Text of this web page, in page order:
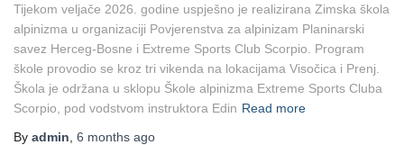
Tijekom veljače 2026. godine uspješno je realizirana Zimska škola
alpinizma u organizaciji Povjerenstva za alpinizam Planinarski
savez Herceg-Bosne i Extreme Sports Club Scorpio. Program
škole provodio se kroz tri vikenda na lokacijama Visočica i Prenj.
Škola je održana u sklopu Škole alpinizma Extreme Sports Cluba
Scorpio, pod vodstvom instruktora Edin Read more
By admin 6 months ago